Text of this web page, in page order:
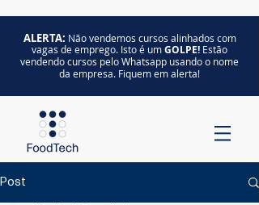
ALERTA: Não vendemos cursos alinhados com
vagas de emprego. Isto é umGOLPE! Estão
vendendo cursos pelo Whatsapp usando o nome
da empresa. Fiquem em alerta!
Post